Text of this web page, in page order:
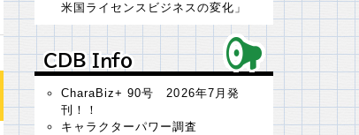
米国ライセンスビジネスの変化」
ＣＤＢ Ｉｎｆｏ
ＣＤＢ Ｉｎｆｏ
CharaBiz+ 90号 2026年7月発
刊！！
キャラクターパワー調査